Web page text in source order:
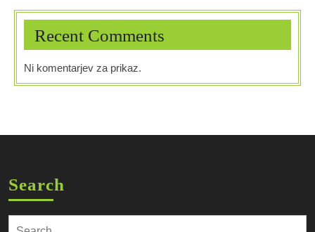
Recent Comments
Ni komentarjev za prikaz.
Search